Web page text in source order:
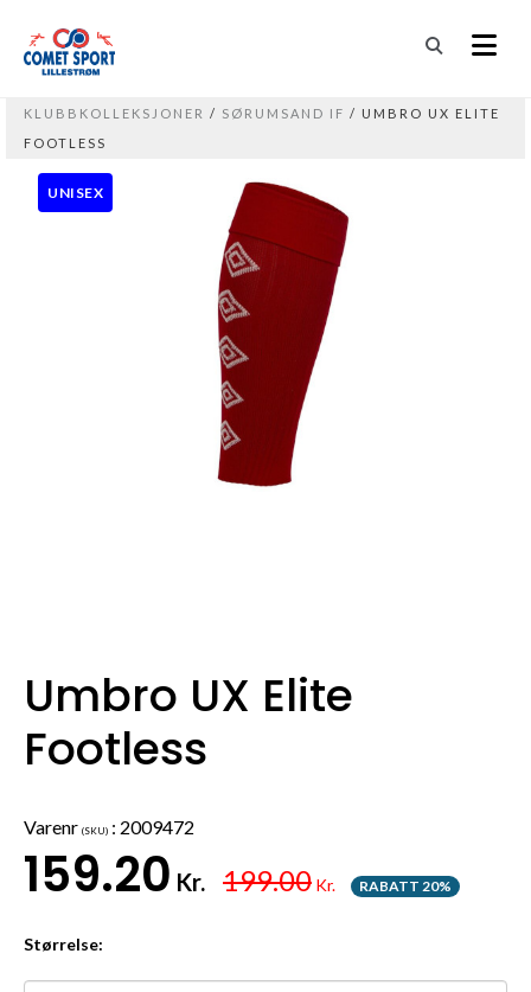
KLUBBKOLLEKSJONER / SØRUMSAND IF / UMBRO UX ELITE
FOOTLESS
UNISEX
Umbro UX Elite
Footless
Varenr (SKU) : 2009472
159.20 Kr. 199.00 Kr. RABATT 20%
Størrelse: